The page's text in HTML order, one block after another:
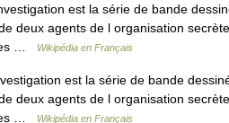
est la série de bande
deux agents de l organisation secrète
…
Wikipédia en Français
est la série de bande
deux agents de l organisation secrète
…
Wikipédia en Français